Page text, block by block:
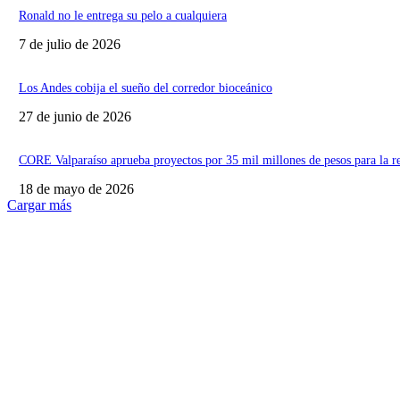
Ronald no le entrega su pelo a cualquiera
7 de julio de 2026
Los Andes cobija el sueño del corredor bioceánico
27 de junio de 2026
CORE Valparaíso aprueba proyectos por 35 mil millones de pesos para la
18 de mayo de 2026
Cargar más